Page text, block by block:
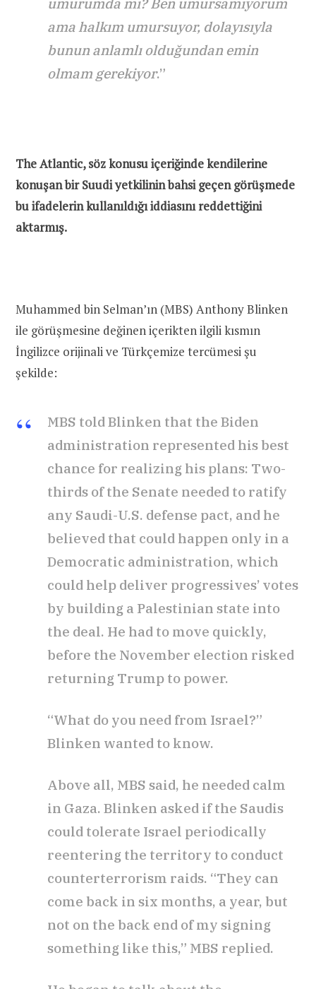
umurumda mı? Ben umursamıyorum
ama halkım umursuyor, dolayısıyla
bunun anlamlı olduğundan emin
olmam gerekiyor.”
The Atlantic, söz konusu içeriğinde kendilerine
konuşan bir Suudi yetkilinin bahsi geçen görüşmede
bu ifadelerin kullanıldığı iddiasını reddettiğini
aktarmış.
Muhammed bin Selman’ın (MBS) Anthony Blinken
ile görüşmesine değinen içerikten ilgili kısmın
İngilizce orijinali ve Türkçemize tercümesi şu
şekilde:
MBS told Blinken that the Biden
administration represented his best
chance for realizing his plans: Two-
thirds of the Senate needed to ratify
any Saudi-U.S. defense pact, and he
believed that could happen only in a
Democratic administration, which
could help deliver progressives’ votes
by building a Palestinian state into
the deal. He had to move quickly,
before the November election risked
returning Trump to power.
“What do you need from Israel?”
Blinken wanted to know.
Above all, MBS said, he needed calm
in Gaza. Blinken asked if the Saudis
could tolerate Israel periodically
reentering the territory to conduct
counterterrorism raids. “They can
come back in six months, a year, but
not on the back end of my signing
something like this,” MBS replied.